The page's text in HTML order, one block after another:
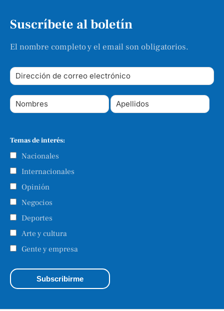
Suscríbete al boletín
El nombre completo y el email son obligatorios.
Temas de interés:
Nacionales
Internacionales
Opinión
Negocios
Deportes
Arte y cultura
Gente y empresa